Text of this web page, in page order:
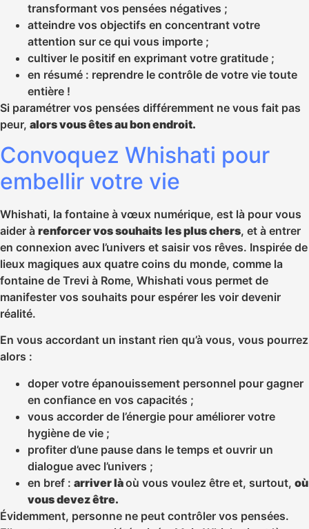
transformant vos pensées négatives ;
atteindre vos objectifs en concentrant votre
attention sur ce qui vous importe ;
cultiver le positif en exprimant votre gratitude ;
en résumé : reprendre le contrôle de votre vie toute
entière !
Si paramétrer vos pensées différemment ne vous fait pas
peur, alors vous êtes au bon endroit.
Convoquez Whishati pour
embellir votre vie
Whishati, la fontaine à vœux numérique, est là pour vous
aider à renforcer vos souhaits les plus chers, et à entrer
en connexion avec l’univers et saisir vos rêves. Inspirée de
lieux magiques aux quatre coins du monde, comme la
fontaine de Trevi à Rome, Whishati vous permet de
manifester vos souhaits pour espérer les voir devenir
réalité.
En vous accordant un instant rien qu’à vous, vous pourrez
alors :
doper votre épanouissement personnel pour gagner
en confiance en vos capacités ;
vous accorder de l’énergie pour améliorer votre
hygiène de vie ;
profiter d’une pause dans le temps et ouvrir un
dialogue avec l’univers ;
en bref : arriver làoù vous voulez être et, surtout, où
vous devez être.
Évidemment, personne ne peut contrôler vos pensées.